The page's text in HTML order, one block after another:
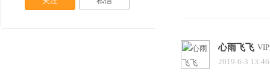
心雨飞飞
2019-6-3